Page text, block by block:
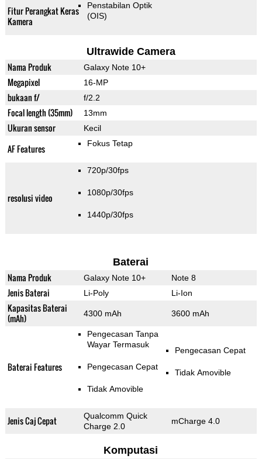
Fitur Perangkat Keras
Kamera
Penstabilan Optik
(OIS)
Ultrawide Camera
Nama Produk Galaxy Note 10+
Megapixel 16-MP
bukaan f/ f/2.2
Focal length (35mm) 13mm
Ukuran sensor Kecil
AF Features Fokus Tetap
resolusi video
720p/30fps
1080p/30fps
1440p/30fps
Baterai
Nama Produk Galaxy Note 10+ Note 8
Jenis Baterai Li-Poly Li-Ion
Kapasitas Baterai
(mAh)
4300 mAh 3600 mAh
Baterai Features
Pengecasan Tanpa
Wayar Termasuk
Pengecasan Cepat
Tidak Amovible
Pengecasan Cepat
Tidak Amovible
Jenis Caj Cepat
Qualcomm Quick
Charge 2.0
mCharge 4.0
Komputasi